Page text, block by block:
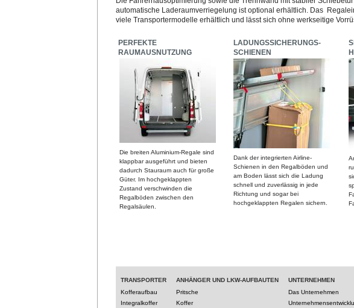
automatische Laderaumverriegelung ist optional erhältlich. Das
viele Transportermodelle erhältlich und lässt sich ohne werkseitige
PERFEKTE
RAUMAUSNUTZUNG
Die breiten Aluminium-Regale sind
klappbar ausgeführt und bieten
dadurch Stauraum auch für große
Güter. Im hochgeklappten
Zustand verschwinden die
Regalböden zwischen den
Regalsäulen.
LADUNGSSICHERUNGS-
SCHIENEN
Dank der integrierten Airline-
Schienen in den Regalböden und
am Boden lässt sich die Ladung
schnell und zuverlässig in jede
Richtung und sogar bei
hochgeklappten Regalen sichern.
TRANSPORTER
Kofferaufbau
Integralkoffer
ANHÄNGER UND LKW-AUFBAUTEN
Pritsche
Koffer
UNTERNEHMEN
Das Unternehmen